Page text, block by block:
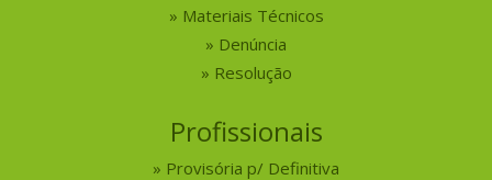
Materiais Técnicos
Denúncia
Resolução
Profissionais
Provisória p/ Definitiva